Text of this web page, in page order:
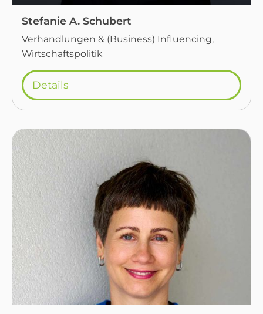
Stefanie A. Schubert
Verhandlungen & (Business) Influencing,
Wirtschaftspolitik
Details